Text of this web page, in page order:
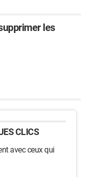
les
CLICS
avec ceux qui